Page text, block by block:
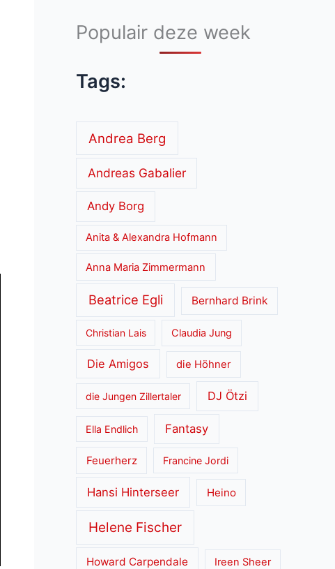
Populair deze week
Tags:
Andrea Berg
Andreas Gabalier
Andy Borg
Anita & Alexandra Hofmann
Anna Maria Zimmermann
Beatrice Egli Bernhard Brink
Christian Lais Claudia Jung
Die Amigos die Höhner
die Jungen Zillertaler DJ Ötzi
Ella Endlich Fantasy
Feuerherz Francine Jordi
Hansi Hinterseer Heino
Helene Fischer
Howard Carpendale Ireen Sheer